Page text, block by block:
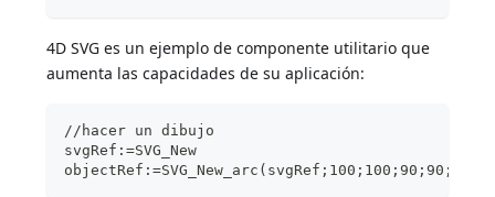
4D SVG es un ejemplo de componente utilitario que
aumenta las capacidades de su aplicación:
//hacer un dibujo
svgRef:=SVG_New
objectRef:=SVG_New_arc(svgRef;100;100;90;90;180)